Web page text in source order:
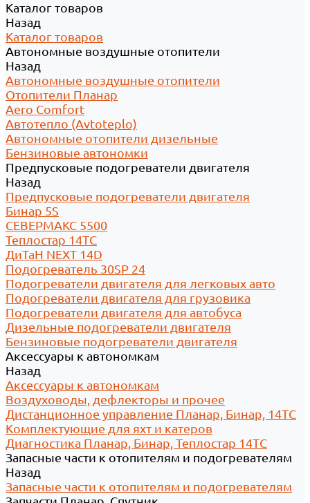
Каталог товаров
Назад
Каталог товаров
Автономные воздушные отопители
Назад
Автономные воздушные отопители
Отопители Планар
Aero Comfort
Автотепло (Avtoteplo)
Автономные отопители дизельные
Бензиновые автономки
Предпусковые подогреватели двигателя
Назад
Предпусковые подогреватели двигателя
Бинар 5S
СЕВЕРМАКС 5500
Теплостар 14ТС
ДиТаН NEXT 14D
Подогреватель 30SP 24
Подогреватели двигателя для легковых авто
Подогреватели двигателя для грузовика
Подогреватели двигателя для автобуса
Дизельные подогреватели двигателя
Бензиновые подогреватели двигателя
Аксессуары к автономкам
Назад
Аксессуары к автономкам
Воздуховоды, дефлекторы и прочее
Дистанционное управление Планар, Бинар, 14ТС
Комплектующие для яхт и катеров
Диагностика Планар, Бинар, Теплостар 14ТС
Запасные части к отопителям и подогревателям
Назад
Запасные части к отопителям и подогревателям